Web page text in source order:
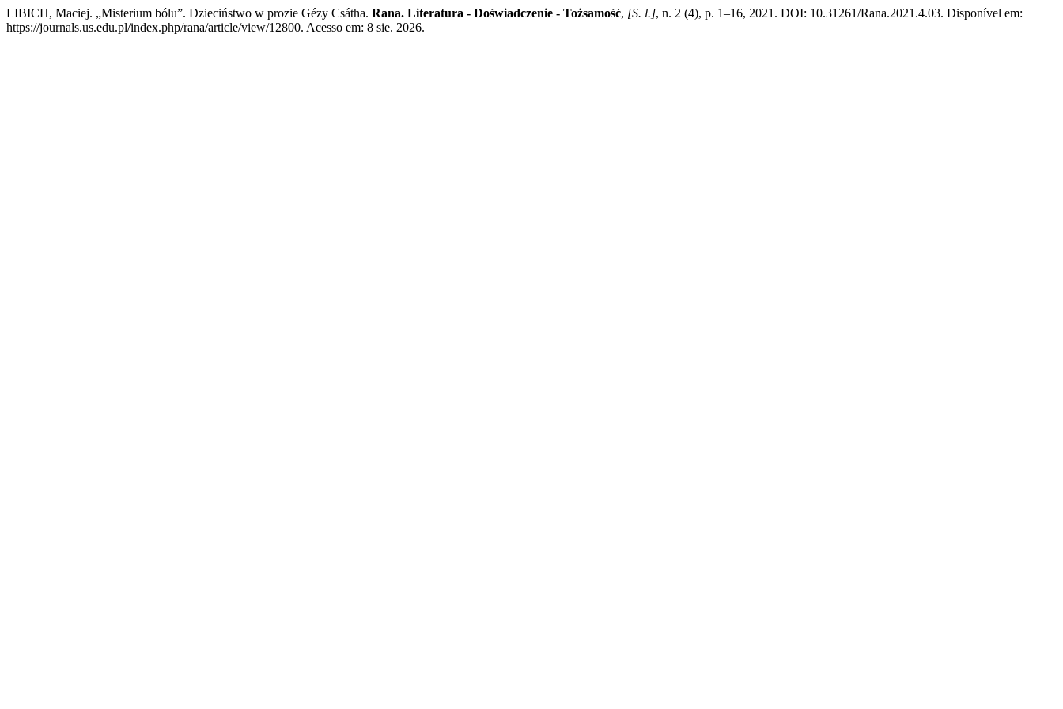
LIBICH, Maciej. „Misterium bólu”. Dzieciństwo w prozie Gézy Csátha. Rana. Literatura - Doświadczenie - Tożsamość, [S. l.], n. 2 (4), p. 1–16, 2021. DOI: 10.31261/Rana.2021.4.03. Disponível em:
https://journals.us.edu.pl/index.php/rana/article/view/12800. Acesso em: 8 sie. 2026.